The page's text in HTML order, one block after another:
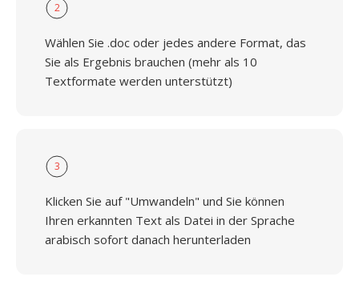
2
Wählen Sie .doc oder jedes andere Format, das
Sie als Ergebnis brauchen (mehr als 10
Textformate werden unterstützt)
3
Klicken Sie auf "Umwandeln" und Sie können
Ihren erkannten Text als Datei in der Sprache
arabisch sofort danach herunterladen